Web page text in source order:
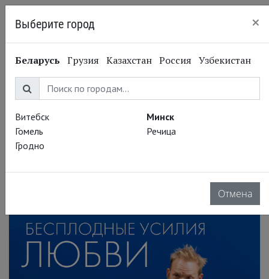
Выберите город ×
Беларусь Грузия Казахстан Россия Узбекистан
Витебск
Гомель
Гродно
Минск
Речица
Отмена